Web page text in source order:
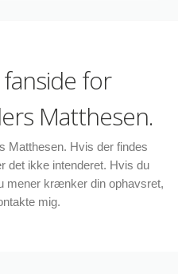
for
Matthesen.
Matthesen. Hvis der findes
det ikke intenderet. Hvis du
mener krænker din ophavsret,
mig.